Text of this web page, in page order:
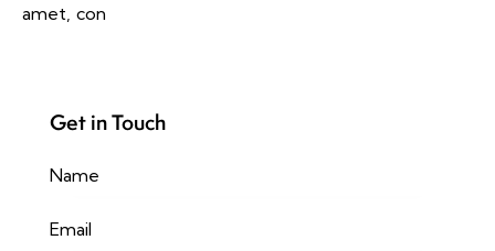
amet, con
Get in Touch